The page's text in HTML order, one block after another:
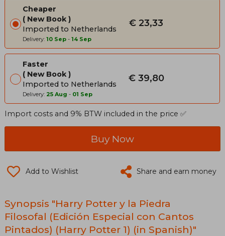
Cheaper
New Book
Imported to Netherlands
Delivery: 10 Sep - 14 Sep
€ 23,33
Faster
New Book
Imported to Netherlands
Delivery: 25 Aug - 01 Sep
€ 39,80
Import costs and 9% BTW included in the price ✅
Buy Now
Add to Wishlist Share and earn money
Synopsis "Harry Potter y la Piedra
Filosofal (Edición Especial con Cantos
Pintados) (Harry Potter 1) (in Spanish)"